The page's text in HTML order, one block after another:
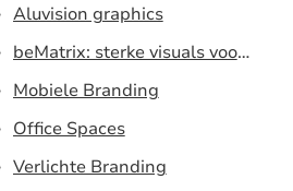
Aluvision graphics
beMatrix: sterke visuals voor
een flexibel
standbouwsysteem
Mobiele Branding
Office Spaces
Verlichte Branding